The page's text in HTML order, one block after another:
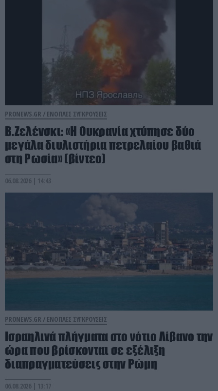
PRONEWS.GR / ΕΝΟΠΛΕΣ ΣΥΓΚΡΟΥΣΕΙΣ
Β.Ζελένσκι: «Η Ουκρανία χτύπησε δύο
μεγάλα διυλιστήρια πετρελαίου βαθιά
στη Ρωσία» (βίντεο)
06.08.2026 | 14:43
PRONEWS.GR / ΕΝΟΠΛΕΣ ΣΥΓΚΡΟΥΣΕΙΣ
Ισραηλινά πλήγματα στο νότιο Λίβανο την
ώρα που βρίσκονται σε εξέλιξη
διαπραγματεύσεις στην Ρώμη
06.08.2026 | 13:17